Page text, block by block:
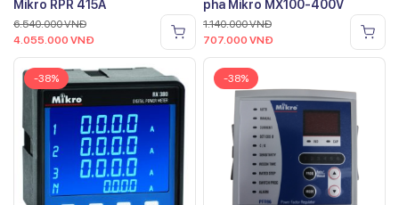
Mikro RPR 415A
6.540.000VNĐ
4.055.000 VNĐ
pha Mikro MX100-400V
1.140.000VNĐ
707.000 VNĐ
-38% -38%